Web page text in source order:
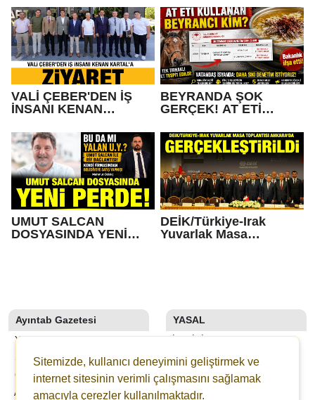
Yok, Halay Var
VALİ ÇEBER'DEN İŞ
İNSANI KENAN
BEYRANDA ŞOK
GERÇEK! AT ETİ
KİM?
UMUT SALCAN
DOSYASINDA YENİ
DEİK/Türkiye-Irak
Yuvarlak Masa
Ayıntab Gazetesi
YAZARLAR
SON DAKİKA
GALERİLER
AYINTAB TV
YASAL
İLETIŞIM
KÜNYE
YAYIN İLKELERI
KURALLAR
Sitemizde, kullanıcı deneyimini geliştirmek ve
internet sitesinin verimli çalışmasını sağlamak
amacıyla çerezler kullanılmaktadır.